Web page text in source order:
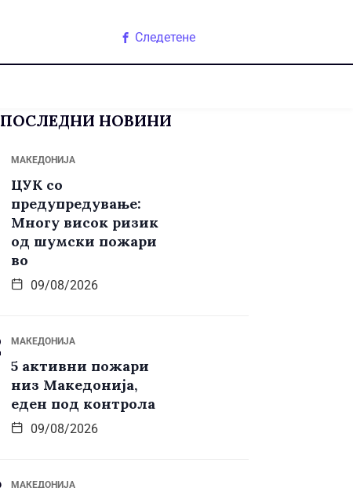
Следетене
ПОСЛЕДНИ НОВИНИ
МАКЕДОНИЈА
ЦУК со
предупредување:
Многу висок ризик
од шумски пожари
во
09/08/2026
МАКЕДОНИЈА
5 активни пожари
низ Македонија,
еден под контрола
09/08/2026
МАКЕДОНИЈА